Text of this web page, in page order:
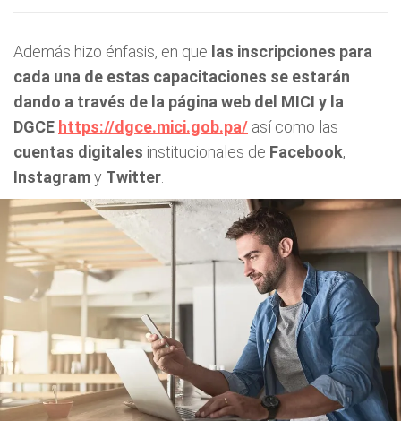
Además hizo énfasis, en que las inscripciones para
cada una de estas capacitaciones se estarán
dando a través de la página web del MICI y la
DGCE https://dgce.mici.gob.pa/ así como las
cuentas digitales institucionales de Facebook,
Instagramy Twitter